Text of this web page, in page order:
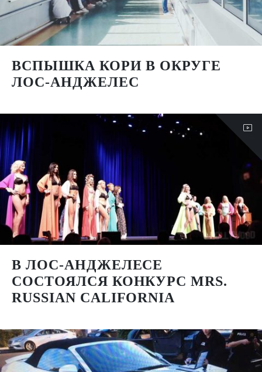
ВСПЫШКА КОРИ В ОКРУГЕ
ЛОС-АНДЖЕЛЕС
В ЛОС-АНДЖЕЛЕСЕ
СОСТОЯЛСЯ КОНКУРС MRS.
RUSSIAN CALIFORNIA